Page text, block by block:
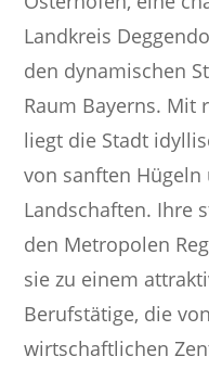
Landkreis
den dynamischen
Raum Bayerns. Mit
liegt die Stadt
von sanften
Landschaften. Ihre
den Metropolen
sie zu einem
Berufstätige, die
wirtschaftlichen